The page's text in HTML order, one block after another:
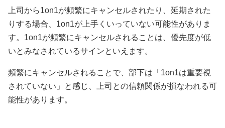
上司から1on1が頻繁にキャンセルされたり、延期された
りする場合、1on1が上手くいっていない可能性がありま
す。1on1が頻繁にキャンセルされることは、優先度が低
いとみなされているサインといえます。
頻繁にキャンセルされることで、部下は「1on1は重要視
されていない」と感じ、上司との信頼関係が損なわれる可
能性があります。